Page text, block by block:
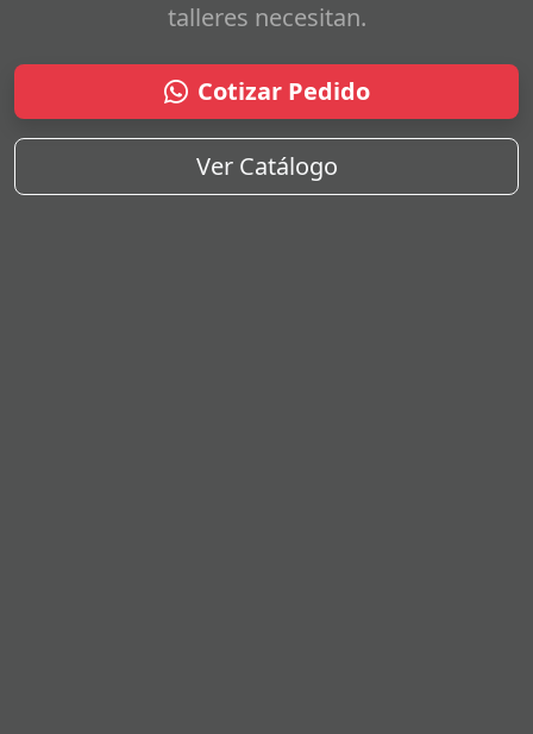
talleres necesitan.
Cotizar Pedido
Ver Catálogo